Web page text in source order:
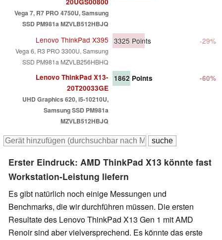
Vega 7, R7 PRO 4750U, Samsung
SSD PM981a MZVLB512HBJQ
Lenovo ThinkPad X395
Vega 6, R3 PRO 3300U, Samsung
SSD PM981a MZVLB256HBHQ
3325 Points -29%
Lenovo ThinkPad X13-
20T20033GE
UHD Graphics 620, i5-10210U,
Samsung SSD PM981a
MZVLB512HBJQ
1862 Points -60%
Erster Eindruck: AMD ThinkPad X13 könnte fast
Workstation-Leistung liefern
Es gibt natürlich noch einige Messungen und
Benchmarks, die wir durchführen müssen. Die ersten
Resultate des Lenovo ThinkPad X13 Gen 1 mit AMD
Renoir sind aber vielversprechend. Es könnte das erste